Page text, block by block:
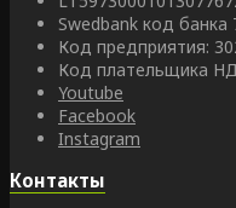
Swedbank код банка
Код предприятия:
Код плательщика
Youtube
Facebook
Instagram
Контакты